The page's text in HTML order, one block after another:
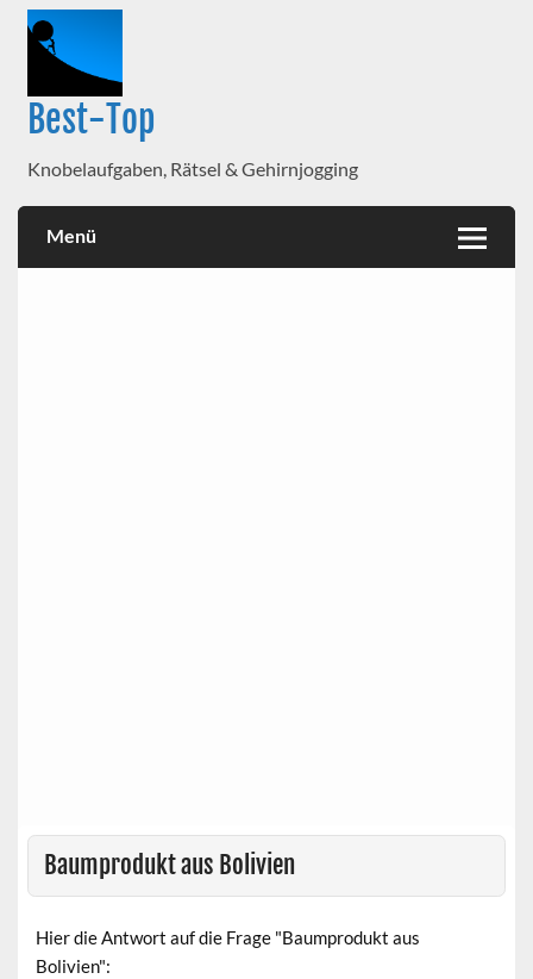
Best-Top
Knobelaufgaben, Rätsel & Gehirnjogging
Menü
Baumprodukt aus Bolivien
Hier die Antwort auf die Frage "Baumprodukt aus
Bolivien":